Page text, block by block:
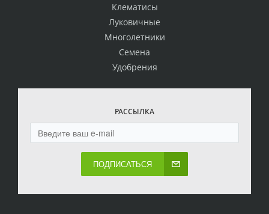
Клематисы
Луковичные
Многолетники
Семена
Удобрения
РАССЫЛКА
ПОДПИСАТЬСЯ